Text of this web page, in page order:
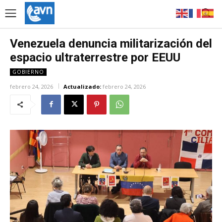
Venezuela denuncia militarización del
espacio ultraterrestre por EEUU
GOBIERNO
febrero 24, 2026 Actualizado: febrero 24, 2026